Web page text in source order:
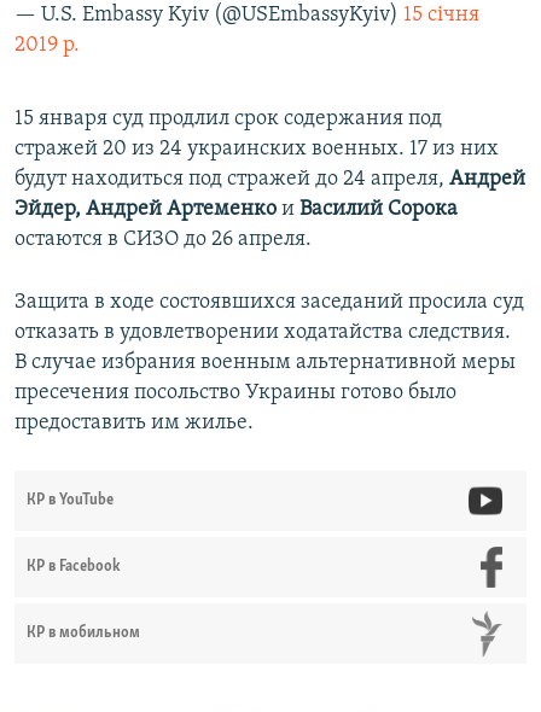
— U.S. Embassy Kyiv (@USEmbassyKyiv) 15 січня
2019 р.
15 января суд продлил срок содержания под
стражей 20 из 24 украинских военных.​ 17 из них
будут находиться под стражей до 24 апреля, Андрей
Эйдер, Андрей Артеменко и Василий Сорока
остаются в СИЗО до 26 апреля.
Защита в ходе состоявшихся заседаний просила суд
отказать в удовлетворении ходатайства следствия.
В случае избрания военным альтернативной меры
пресечения посольство Украины готово было
предоставить им жилье.
КР в YouTube
КР в Facebook
КР в мобильном